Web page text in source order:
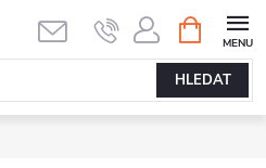
HLEDAT
NÁKUPNÍ
KOŠÍK